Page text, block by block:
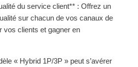
du service client** : Offrez un
sur chacun de vos canaux de
vos clients et gagner en
« Hybrid 1P/3P » peut s’avérer